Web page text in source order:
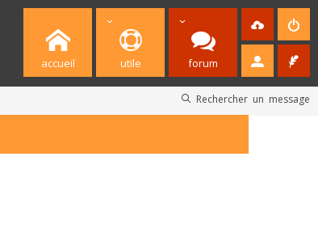
accueil utile forum
Rechercher un message